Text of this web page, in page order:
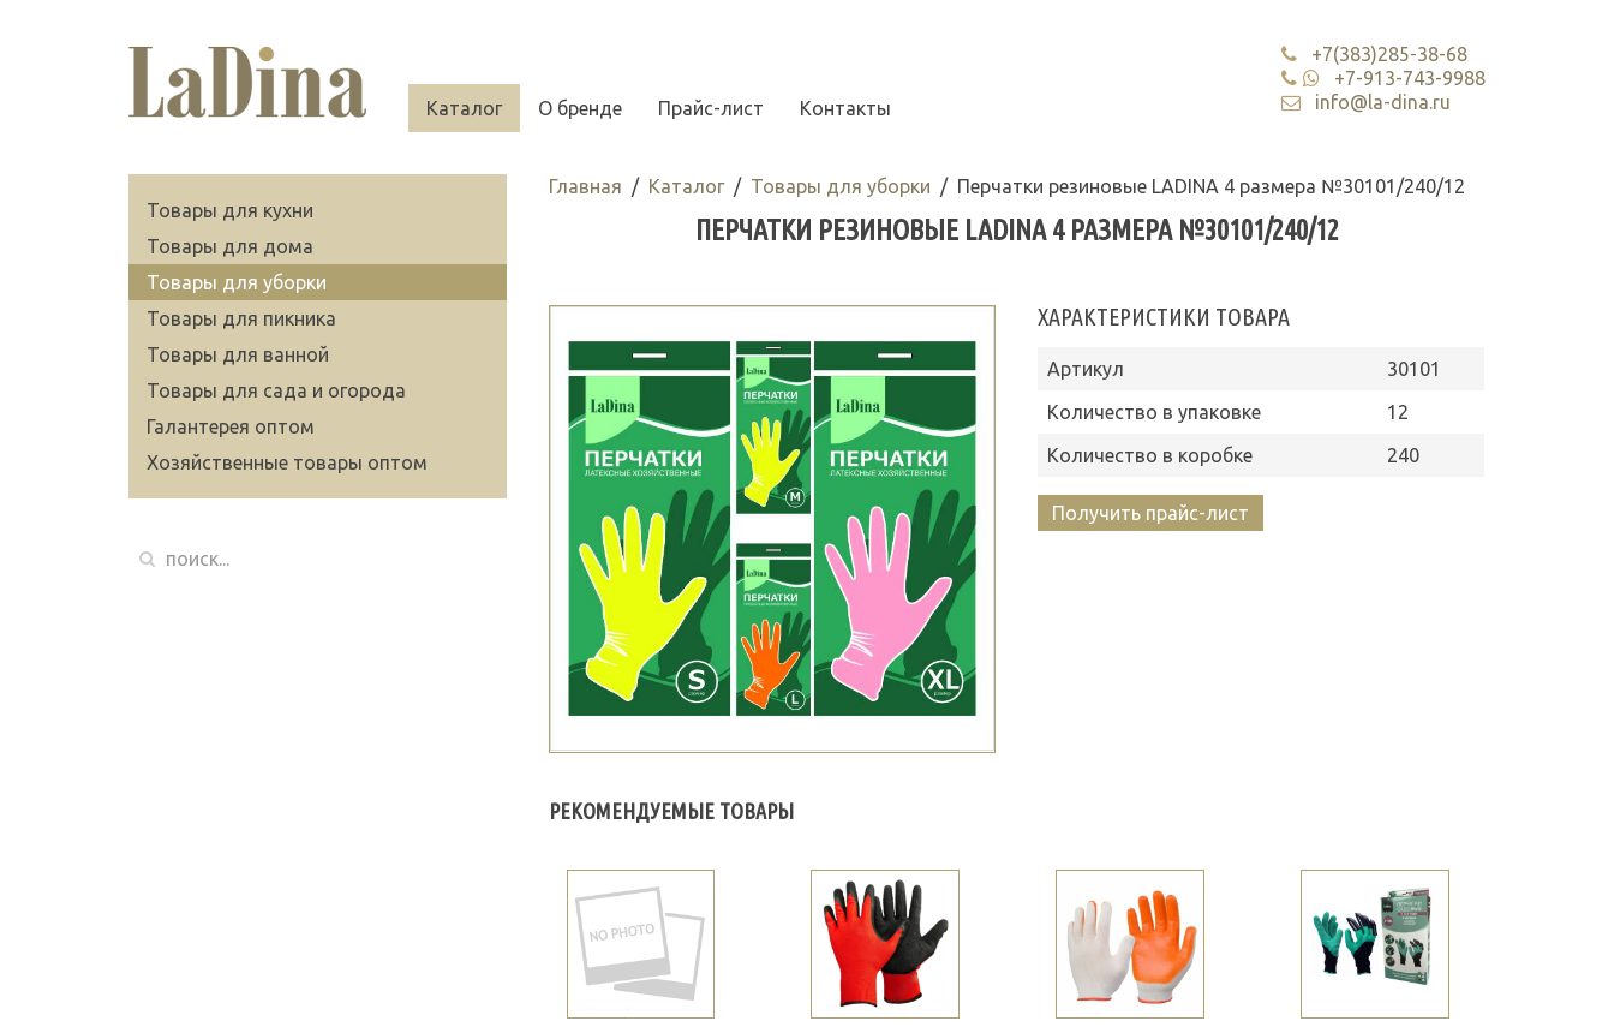
Каталог О бренде Прайс-лист Контакты
+7(383)285-38-68
+7-913-743-9988
info@la-dina.ru
Главная Каталог Товары для уборки Перчатки резиновые LADINA 4 размера №30101/240/12
ПЕРЧАТКИ РЕЗИНОВЫЕ LADINA 4 РАЗМЕРА №30101/240/12
ХАРАКТЕРИСТИКИ ТОВАРА
Артикул
30101
Количество в упаковке
12
Количество в коробке
240
Получить прайс-лист
РЕКОМЕНДУЕМЫЕ ТОВАРЫ
Товары для кухни
Товары для дома
Товары для уборки
Товары для пикника
Товары для ванной
Товары для сада и огорода
Галантерея оптом
Хозяйственные товары оптом